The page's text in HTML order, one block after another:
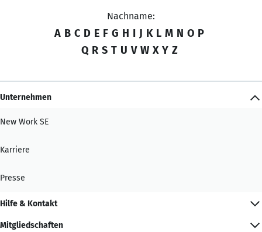
Nachname:
A B C D E F G H I J K L M N O P
Q R S T U V W X Y Z
Unternehmen
New Work SE
Karriere
Presse
Hilfe & Kontakt
Mitgliedschaften